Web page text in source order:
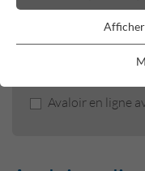
Filtrer les
Avaloir en ligne